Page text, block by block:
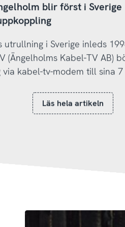
blir först i Sverige
utrullning i Sverige inleds
(Ängelholms Kabel-TV AB)
kabel-tv-modem till sina
Läs hela artikeln